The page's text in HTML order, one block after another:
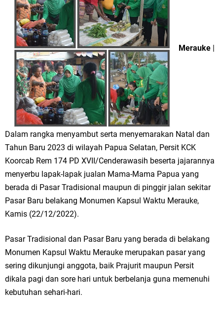
Merauke
Dalam rangka menyambut serta menyemarakan Natal dan
Tahun Baru 2023 di wilayah Papua Selatan, Persit KCK
Koorcab Rem 174 PD XVII/Cenderawasih beserta jajarannya
menyerbu lapak-lapak jualan Mama-Mama Papua yang
berada di Pasar Tradisional maupun di pinggir jalan sekitar
Pasar Baru belakang Monumen Kapsul Waktu Merauke,
Kamis (22/12/2022).
Pasar Tradisional dan Pasar Baru yang berada di belakang
Monumen Kapsul Waktu Merauke merupakan pasar yang
sering dikunjungi anggota, baik Prajurit maupun Persit
dikala pagi dan sore hari untuk berbelanja guna memenuhi
kebutuhan sehari-hari.